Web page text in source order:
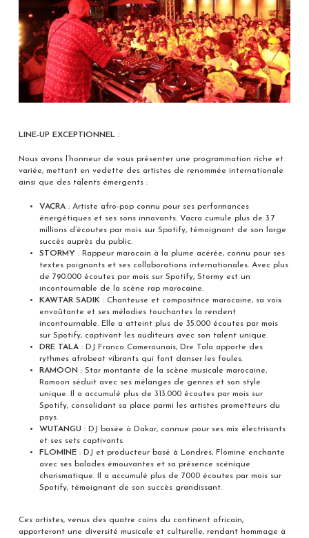
LINE-UP EXCEPTIONNEL :
Nous avons l’honneur de vous présenter une programmation riche et
variée, mettant en vedette des artistes de renommée internationale
ainsi que des talents émergents :
VACRA: Artiste afro-pop connu pour ses performances
énergétiques et ses sons innovants. Vacra cumule plus de 3.7
millions d’écoutes par mois sur Spotify, témoignant de son large
succès auprès du public.
STORMY: Rappeur marocain à la plume acérée, connu pour ses
textes poignants et ses collaborations internationales. Avec plus
de 790.000 écoutes par mois sur Spotify, Stormy est un
incontournable de la scène rap marocaine.
KAWTAR SADIK: Chanteuse et compositrice marocaine, sa voix
envoûtante et ses mélodies touchantes la rendent
incontournable. Elle a atteint plus de 35.000 écoutes par mois
sur Spotify, captivant les auditeurs avec son talent unique.
DRE TALA: DJ Franco Camerounais, Dre Tala apporte des
rythmes afrobeat vibrants qui font danser les foules.
RAMOON : Star montante de la scène musicale marocaine,
Ramoon séduit avec ses mélanges de genres et son style
unique. Il a accumulé plus de 313.000 écoutes par mois sur
Spotify, consolidant sa place parmi les artistes prometteurs du
pays.
WUTANGU : DJ basée à Dakar, connue pour ses mix électrisants
et ses sets captivants.
FLOMINE: DJ et producteur basé à Londres, Flomine enchante
avec ses balades émouvantes et sa présence scénique
charismatique. Il a accumulé plus de 7000 écoutes par mois sur
Spotify, témoignant de son succès grandissant.
Ces artistes, venus des quatre coins du continent africain,
apporteront une diversité musicale et culturelle, rendant hommage à